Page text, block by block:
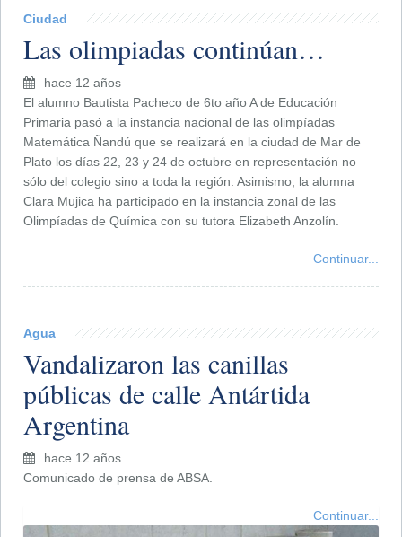
Ciudad
Las olimpiadas continúan…
hace 12 años
El alumno Bautista Pacheco de 6to año A de Educación
Primaria pasó a la instancia nacional de las olimpíadas
Matemática Ñandú que se realizará en la ciudad de Mar de
Plato los días 22, 23 y 24 de octubre en representación no
sólo del colegio sino a toda la región. Asimismo, la alumna
Clara Mujica ha participado en la instancia zonal de las
Olimpíadas de Química con su tutora Elizabeth Anzolín.
Continuar...
Agua
Vandalizaron las canillas
públicas de calle Antártida
Argentina
hace 12 años
Comunicado de prensa de ABSA.
Continuar...